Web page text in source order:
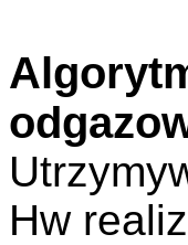
Hw